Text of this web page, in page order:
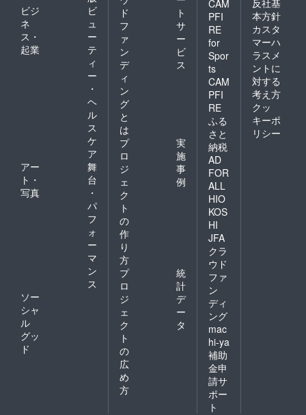
ビジ
ネ
ス・
起業
ビ
ュ
ー
テ
ィ
ー
・
ヘ
ル
ス
ケ
ア
アー
ト・
写真
舞
台
・
パ
フ
ォ
ー
マ
ン
ス
ソー
シャ
ル
グッ
ド
ド
フ
ァ
ン
デ
ィ
ン
グ
と
は
ト
サ
ー
ビ
ス
プ
ロ
ジ
ェ
ク
ト
の
作
り
方
実
施
事
例
プ
ロ
ジ
ェ
ク
ト
の
広
め
方
統
計
デ
ー
タ
CAM
PFI
RE
for
Spor
ts
CAM
PFI
RE
ふる
さと
納税
AD
FOR
ALL
HIO
KOS
HI
JFA
クラ
ウド
ファ
ン
ディ
ング
mac
hi-ya
補助
金申
請サ
ポー
ト
反社基
本方針
カスタ
マーハ
ラスメ
ントに
対する
考え方
クッ
キーポ
リシー